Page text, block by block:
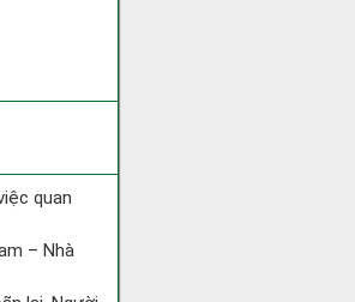
quan
– Nhà